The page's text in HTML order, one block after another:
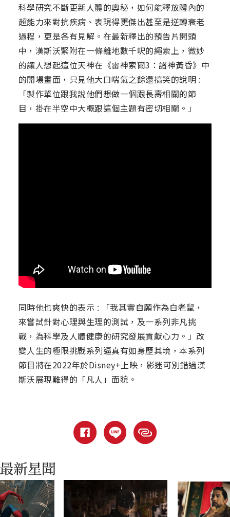
科學研究不斷更新人體的奧秘，如何能釋放體內的
超能力來對抗疾病、表現得更傑出甚至是逆轉衰老
過程，更是各有見解。在最新釋出的預告片開頭
中，漢斯沃緊附在一條離地數千呎的繩索上，微妙
的讓人想起這位天神在《雷神索爾3：諸神黃昏》中
的開場畫面，只見他大口喘氣之餘還搞笑的說明 :
「製作單位跟我說他們想做一個跟長壽相關的節
目，掛在半空中大概跟這個主題有密切相關。」
同時他也爽快的表示 : 「我其實自願作為白老鼠，
來嘗試針對心理與生理的測試，及一系列非凡挑
戰，為科學及人體健康的研究發展貢獻心力。」改
變人生的極限挑戰系列逼真有如身歷其境，本系列
節目將在2022年於Disney+上映，影迷可別錯過漢
斯沃展現難得的「凡人」面貌。